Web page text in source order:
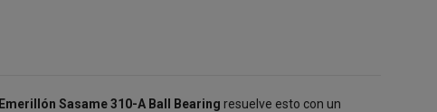
Emerillón Sasame 310-A Ball Bearing resuelve esto con un